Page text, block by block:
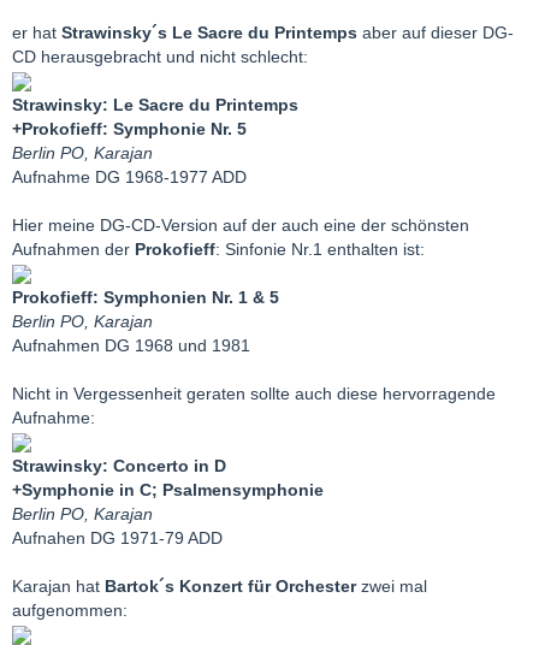
er hat Strawinsky´s Le Sacre du Printemps aber auf dieser DG-
CD herausgebracht und nicht schlecht:
Strawinsky: Le Sacre du Printemps
+Prokofieff: Symphonie Nr. 5
Berlin PO, Karajan
Aufnahme DG 1968-1977 ADD
Hier meine DG-CD-Version auf der auch eine der schönsten
Aufnahmen der Prokofieff: Sinfonie Nr.1 enthalten ist:
Prokofieff: Symphonien Nr. 1 & 5
Berlin PO, Karajan
Aufnahmen DG 1968 und 1981
Nicht in Vergessenheit geraten sollte auch diese hervorragende
Aufnahme:
Strawinsky: Concerto in D
+Symphonie in C; Psalmensymphonie
Berlin PO, Karajan
Aufnahen DG 1971-79 ADD
Karajan hat Bartok´s Konzert für Orchesterzwei mal
aufgenommen: